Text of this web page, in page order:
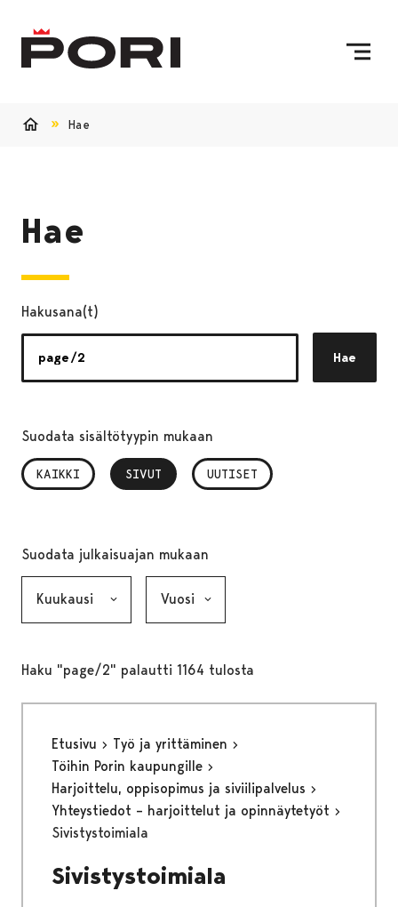
Hae
Hae
Hakusana(t)
Hae
Suodata sisältötyypin mukaan
KAIKKI SIVUT
, VALITTU UUTISET
Suodata julkaisuajan mukaan
Haku "page/2" palautti 1164 tulosta
Etusivu
Työ ja yrittäminen
Töihin Porin kaupungille
Harjoittelu, oppisopimus ja siviilipalvelus
Yhteystiedot – harjoittelut ja opinnäytetyöt
Sivistystoimiala
Sivistystoimiala